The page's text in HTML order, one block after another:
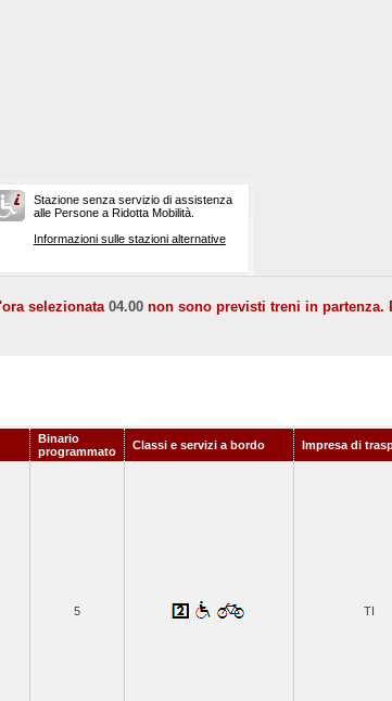
Stazione senza servizio di assistenza
alle Persone a Ridotta Mobilità.
Informazioni sulle stazioni alternative
selezionata04.00 non sono previsti treni in
Binario
programmato
Classi e servizi a bordo Impresa di
5 TI